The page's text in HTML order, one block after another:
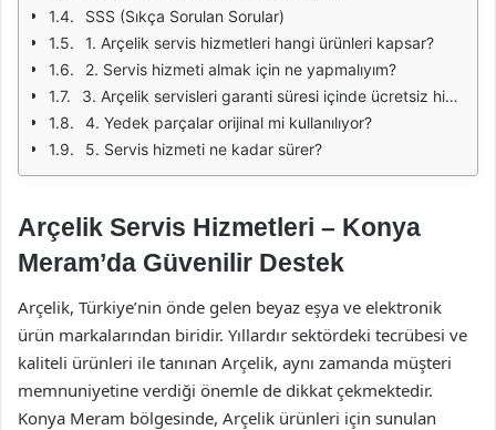
SSS (Sıkça Sorulan Sorular)
1. Arçelik servis hizmetleri hangi ürünleri kapsar?
2. Servis hizmeti almak için ne yapmalıyım?
3. Arçelik servisleri garanti süresi içinde ücretsiz hizmet sunar mı?
4. Yedek parçalar orijinal mi kullanılıyor?
5. Servis hizmeti ne kadar sürer?
Arçelik Servis Hizmetleri – Konya
Meram’da Güvenilir Destek
Arçelik, Türkiye’nin önde gelen beyaz eşya ve elektronik
ürün markalarından biridir. Yıllardır sektördeki tecrübesi ve
kaliteli ürünleri ile tanınan Arçelik, aynı zamanda müşteri
memnuniyetine verdiği önemle de dikkat çekmektedir.
Konya Meram bölgesinde, Arçelik ürünleri için sunulan